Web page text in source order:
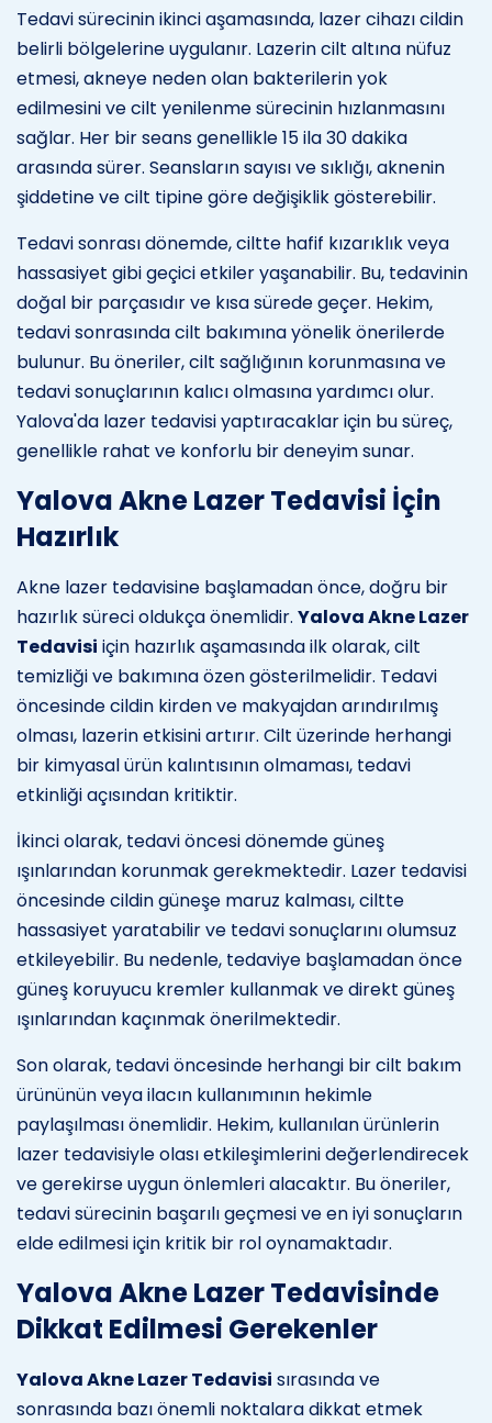
Tedavi sürecinin ikinci aşamasında, lazer cihazı cildin
belirli bölgelerine uygulanır. Lazerin cilt altına nüfuz
etmesi, akneye neden olan bakterilerin yok
edilmesini ve cilt yenilenme sürecinin hızlanmasını
sağlar. Her bir seans genellikle 15 ila 30 dakika
arasında sürer. Seansların sayısı ve sıklığı, aknenin
şiddetine ve cilt tipine göre değişiklik gösterebilir.
Tedavi sonrası dönemde, ciltte hafif kızarıklık veya
hassasiyet gibi geçici etkiler yaşanabilir. Bu, tedavinin
doğal bir parçasıdır ve kısa sürede geçer. Hekim,
tedavi sonrasında cilt bakımına yönelik önerilerde
bulunur. Bu öneriler, cilt sağlığının korunmasına ve
tedavi sonuçlarının kalıcı olmasına yardımcı olur.
Yalova'da lazer tedavisi yaptıracaklar için bu süreç,
genellikle rahat ve konforlu bir deneyim sunar.
Yalova Akne Lazer Tedavisi İçin
Hazırlık
Akne lazer tedavisine başlamadan önce, doğru bir
hazırlık süreci oldukça önemlidir. Yalova Akne Lazer
Tedavisi için hazırlık aşamasında ilk olarak, cilt
temizliği ve bakımına özen gösterilmelidir. Tedavi
öncesinde cildin kirden ve makyajdan arındırılmış
olması, lazerin etkisini artırır. Cilt üzerinde herhangi
bir kimyasal ürün kalıntısının olmaması, tedavi
etkinliği açısından kritiktir.
İkinci olarak, tedavi öncesi dönemde güneş
ışınlarından korunmak gerekmektedir. Lazer tedavisi
öncesinde cildin güneşe maruz kalması, ciltte
hassasiyet yaratabilir ve tedavi sonuçlarını olumsuz
etkileyebilir. Bu nedenle, tedaviye başlamadan önce
güneş koruyucu kremler kullanmak ve direkt güneş
ışınlarından kaçınmak önerilmektedir.
Son olarak, tedavi öncesinde herhangi bir cilt bakım
ürününün veya ilacın kullanımının hekimle
paylaşılması önemlidir. Hekim, kullanılan ürünlerin
lazer tedavisiyle olası etkileşimlerini değerlendirecek
ve gerekirse uygun önlemleri alacaktır. Bu öneriler,
tedavi sürecinin başarılı geçmesi ve en iyi sonuçların
elde edilmesi için kritik bir rol oynamaktadır.
Yalova Akne Lazer Tedavisinde
Dikkat Edilmesi Gerekenler
Yalova Akne Lazer Tedavisi sırasında ve
sonrasında bazı önemli noktalara dikkat etmek